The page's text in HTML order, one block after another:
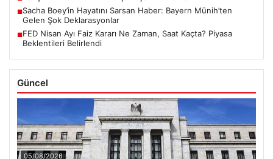
■
Gelen Şok Deklarasyonlar
FED Nisan Ayı Faiz Kararı Ne Zaman, Saat Kaçta? Piyasa
Beklentileri Belirlendi
05/08/2026